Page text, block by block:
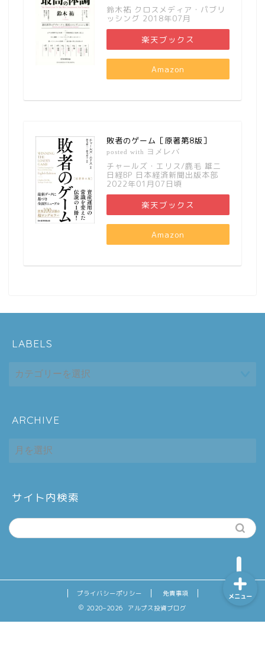
鈴木祐 クロスメディア・パブリ
ッシング 2018年07月
楽天ブックス
Amazon
敗者のゲーム［原著第8版］
posted with ヨメレバ
チャールズ・エリス/鹿毛 雄二
日経BP 日本経済新聞出版本部
2022年01月07日頃
楽天ブックス
Amazon
LABELS
ARCHIVE
ARCHIVE
サイト内検索
プライバシーポリシー
免責事項
2020–2026 アルプス投資ブログ
メニュー